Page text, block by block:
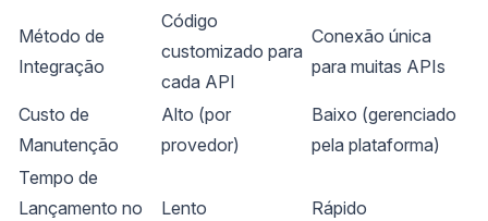
Método de
Integração
Código
customizado para
cada API
Conexão única
para muitas APIs
Custo de
Manutenção
Alto (por
provedor)
Baixo (gerenciado
pela plataforma)
Tempo de
Lançamento no
Lento Rápido